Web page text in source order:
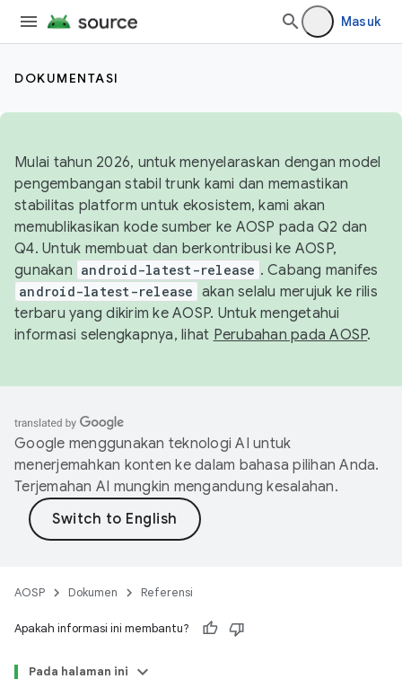
Masuk
DOKUMENTASI
Mulai tahun 2026, untuk menyelaraskan dengan model
pengembangan stabil trunk kami dan memastikan
stabilitas platform untuk ekosistem, kami akan
memublikasikan kode sumber ke AOSP pada Q2 dan
Q4. Untuk membuat dan berkontribusi ke AOSP,
gunakan android-latest-release . Cabang manifes
android-latest-release akan selalu merujuk ke rilis
terbaru yang dikirim ke AOSP. Untuk mengetahui
informasi selengkapnya, lihat Perubahan pada AOSP.
Google menggunakan teknologi AI untuk
menerjemahkan konten ke dalam bahasa pilihan Anda.
Terjemahan AI mungkin mengandung kesalahan.
AOSP Dokumen Referensi
Apakah informasi ini membantu?
Pada halaman ini